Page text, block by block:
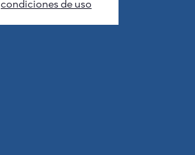
condiciones de uso